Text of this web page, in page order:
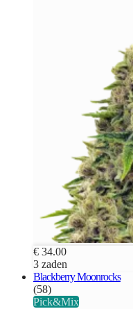
€ 34.00
3 zaden
Blackberry Moonrocks
(58)
Pick&Mix